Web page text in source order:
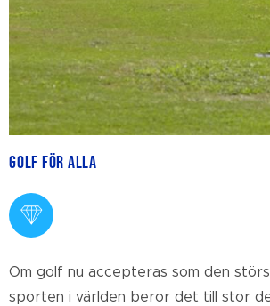
Golf för alla
Om golf nu accepteras som den
sporten i världen beror det till stor